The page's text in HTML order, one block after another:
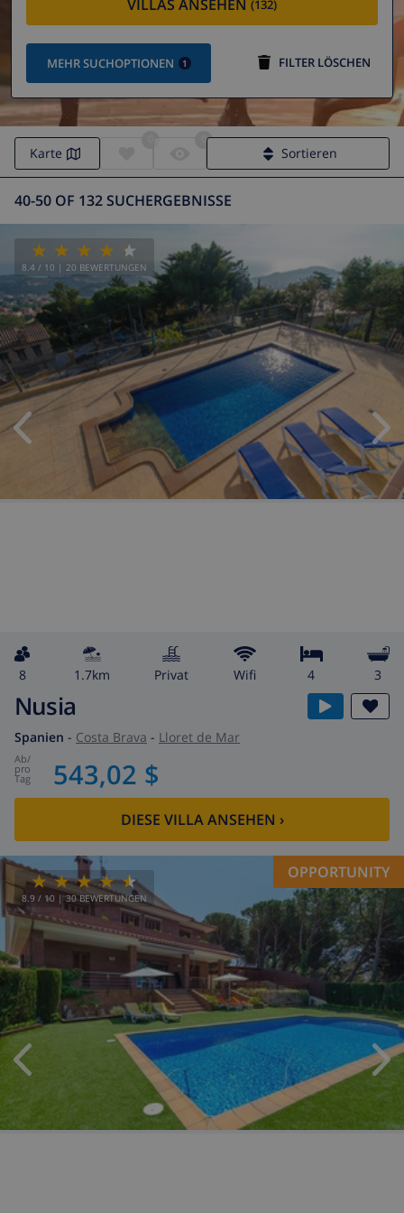
VILLAS ANSEHEN (132)
MEHR SUCHOPTIONEN 1 FILTER LÖSCHEN
40-50 OF 132 SUCHERGEBNISSE
Karte Sortieren
8.4 / 10 | 20 BEWERTUNGEN
8 1.7km Privat wifi 4 3
Nusia
Spanien - Costa Brava - Lloret de Mar
ab/
pro
Tag 543,02 $
DIESE VILLA ANSEHEN ›
8.9 / 10 |30 BEWERTUNGEN
OPPORTUNITY